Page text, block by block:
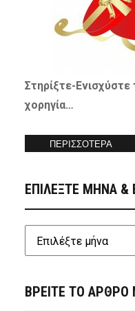
Στηρίξτε-Ενισχύστε
χορηγία…
ΠΕΡΙΣΣΟΤΕΡΑ
ΕΠΙΛΕΞΤΕ ΜΗΝΑ
ΒΡΕΙΤΕ ΤΟ ΑΡΘΡΟ